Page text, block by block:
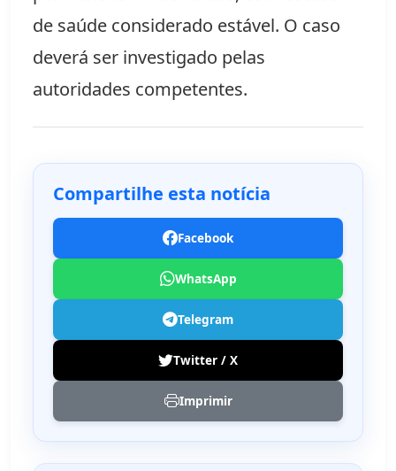
de saúde considerado estável. O caso
deverá ser investigado pelas
autoridades competentes.
Compartilhe esta notícia
Facebook
WhatsApp
Telegram
Twitter / X
Imprimir